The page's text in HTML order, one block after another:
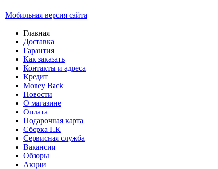
Мобильная версия сайта
Главная
Доставка
Гарантия
Как заказать
Контакты и адреса
Кредит
Money Back
Новости
О магазине
Оплата
Подарочная карта
Сборка ПК
Сервисная служба
Вакансии
Обзоры
Акции